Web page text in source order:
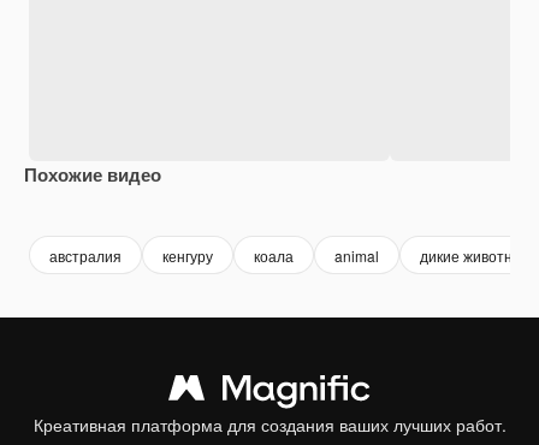
Похожие видео
австралия кенгуру коала animal дикие животные
Креативная платформа для создания ваших лучших работ.